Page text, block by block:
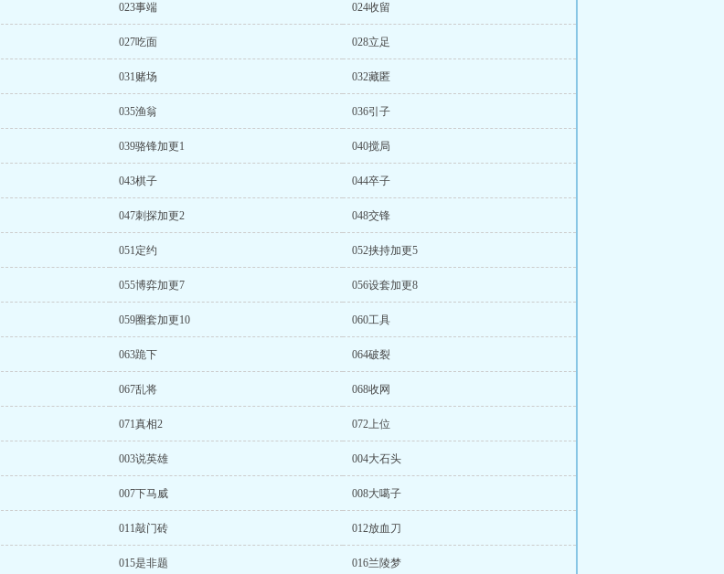
023事端 024收留
027吃面 028立足
031赌场 032藏匿
035渔翁 036引子
039骆锋加更1 040搅局
043棋子 044卒子
047刺探加更2 048交锋
051定约 052挟持加更5
055博弈加更7 056设套加更8
059圈套加更10 060工具
063跪下 064破裂
067乱将 068收网
071真相2 072上位
003说英雄 004大石头
007下马威 008大噶子
011敲门砖 012放血刀
015是非题 016兰陵梦